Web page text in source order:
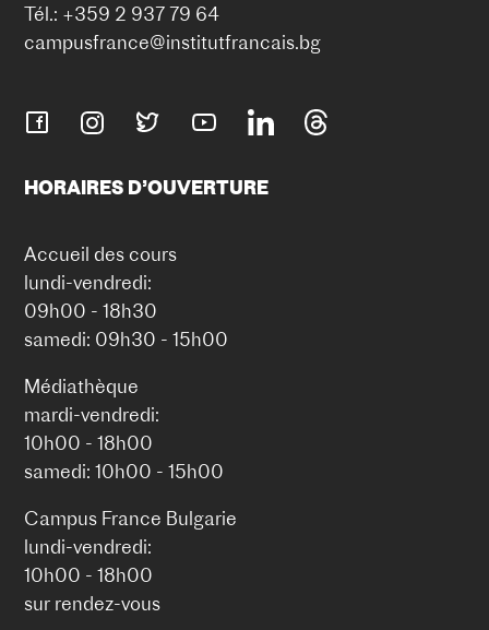
Tél.: +359 2 937 79 64
campusfrance@institutfrancais.bg
HORAIRES D’OUVERTURE
Accueil des cours
lundi-vendredi:
09h00 - 18h30
samedi: 09h30 - 15h00
Médiathèque
mardi-vendredi:
10h00 - 18h00
samedi: 10h00 - 15h00
Campus France Bulgarie
lundi-vendredi:
10h00 - 18h00
sur rendez-vous